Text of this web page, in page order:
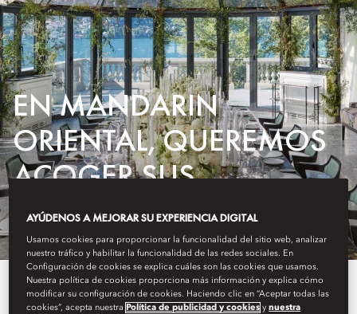
EN MANDARIN
ORIENTAL, QUEREMOS
ACOGER SUS
REUNIONES
Lleve sus reuniones al siguiente
AYÚDENOS A MEJORAR SU EXPERIENCIA DIGITAL
Usamos cookies para proporcionar la funcionalidad del sitio web, analizar
nuestro tráfico y habilitar la funcionalidad de las redes sociales. En
Configuración de cookies se explica cuáles son las cookies que usamos.
Nuestra política de cookies proporciona más información y explica cómo
modificar su configuración de cookies. Haciendo clic en “Aceptar todas las
cookies”, acepta nuestra Política de publicidad y cookies ynuestra